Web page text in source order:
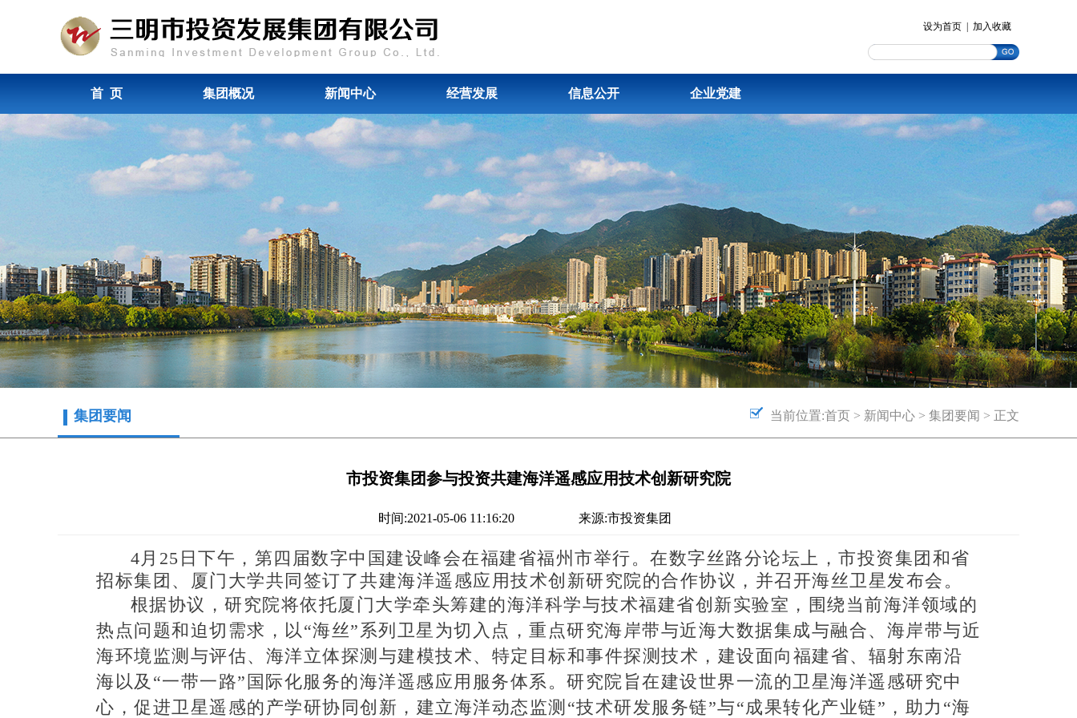
设为首页 加入收藏
首 页 集团概况 新闻中心 经营发展 信息公开 企业党建
集团要闻 当前位置:首页 > 新闻中心 > 集团要闻 > 正文
市投资集团参与投资共建海洋遥感应用技术创新研究院
时间:2021-05-06 11:16:20 来源:市投资集团
4月25日下午，第四届数字中国建设峰会在福建省福州市举行。在数字丝路分论坛上，市投资集团和省
招标集团、厦门大学共同签订了共建海洋遥感应用技术创新研究院的合作协议，并召开海丝卫星发布会。
根据协议，研究院将依托厦门大学牵头筹建的海洋科学与技术福建省创新实验室，围绕当前海洋领域的
热点问题和迫切需求，以“海丝”系列卫星为切入点，重点研究海岸带与近海大数据集成与融合、海岸带与近
海环境监测与评估、海洋立体探测与建模技术、特定目标和事件探测技术，建设面向福建省、辐射东南沿
海以及“一带一路”国际化服务的海洋遥感应用服务体系。研究院旨在建设世界一流的卫星海洋遥感研究中
心，促进卫星遥感的产学研协同创新，建立海洋动态监测“技术研发服务链”与“成果转化产业链”，助力“海